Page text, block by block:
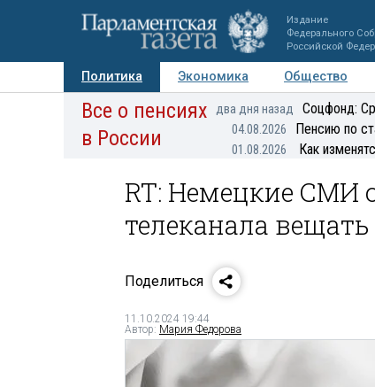
Издание
Федерального
Российской
Политика Экономика Общество
Авторы Персоны Мнения
Все о пенсиях
в России
два дня назад Соцфонд:
04.08.2026 Пенсию по
01.08.2026 Как
RT: Немецкие СМИ
телеканала
Поделиться
11.10.2024 19:44
Автор: Мария Федорова